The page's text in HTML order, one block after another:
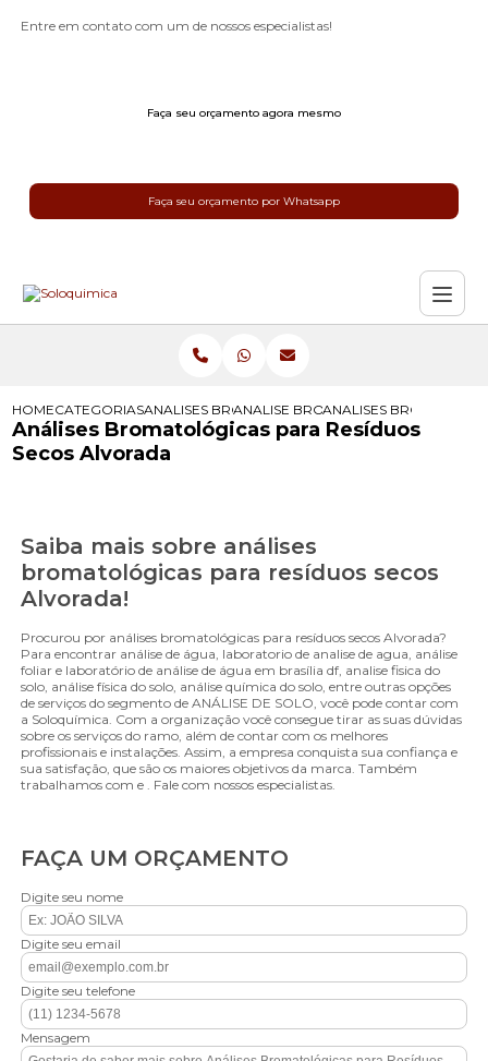
Entre em contato com um de nossos especialistas!
Faça seu orçamento agora mesmo
Faça seu orçamento por Whatsapp
HOMECATEGORIASANALISES BROMATOLOGICAS
ANALISE BROMATOLOGICA
ANALISES
Análises Bromatológicas para Resíduos
Secos Alvorada
Saiba mais sobre análises
bromatológicas para resíduos secos
Alvorada!
Procurou por análises bromatológicas para resíduos secos Alvorada?
Para encontrar análise de água, laboratorio de analise de agua, análise
foliar e laboratório de análise de água em brasília df, analise fisica do
solo, análise física do solo, análise química do solo, entre outras opções
de serviços do segmento de ANÁLISE DE SOLO, você pode contar com
a Soloquímica. Com a organização você consegue tirar as suas dúvidas
sobre os serviços do ramo, além de contar com os melhores
profissionais e instalações. Assim, a empresa conquista sua confiança e
sua satisfação, que são os maiores objetivos da marca. Também
trabalhamos com e . Fale com nossos especialistas.
FAÇA UM ORÇAMENTO
Digite seu nome
Digite seu email
Digite seu telefone
Mensagem